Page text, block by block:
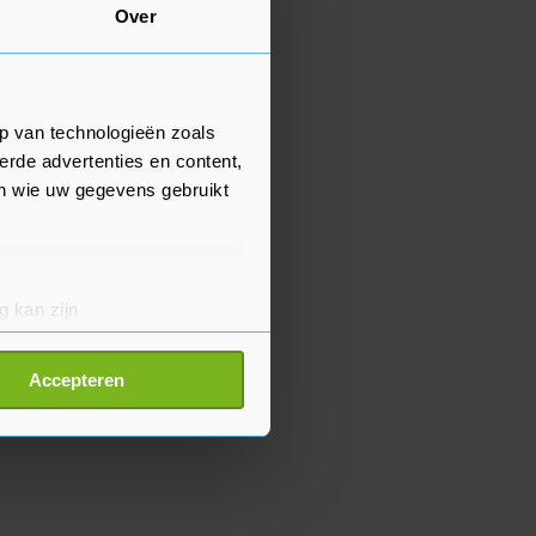
Over
van technologieën zoals
advertenties en content,
wie uw gegevens gebruikt
kan zijn
detailgedeelte
Accepteren